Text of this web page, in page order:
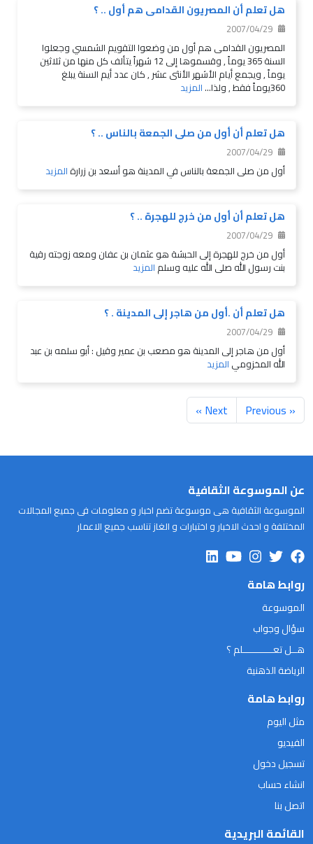
هل تعلم أن المصريون القدامى هم أول .. ؟
2007/04/29
المصريون القدامى هم أول من وضعوا التقويم الشمسي وجعلوا
السنة 365 يوماً , وقسموها إلى 12 شهراً يتألف كل منها من ثلاثين
يوماً , ويجمع أيام الأشهر الأنثى عشر , كان عدد أيم السنة يبلغ
360يوماً فقط , ولذا... المزيد
هل تعلم أن أول من صلى الجمعة بالناس .. ؟
2007/04/29
أول من صلى الجمعة بالناس في المدينة هو أسعد بن زرارة المزيد
هل تعلم أن أول من خرج للهجرة .. ؟
2007/04/29
أول من خرج للهجرة إلى الحبشة هو عثمان بن عفان ومعه زوجته رقية
بنت رسول الله صلى الله عليه وسلم المزيد
هل تعلم أن .أول من هاجر إلى المدينة . ؟
2007/04/29
أول من هاجر إلى المدينة هو مصعب بن عمير وقيل : أبو سلمه بن عبد
الله المخزومي المزيد
« Previous
Next »
عن الموسوعة الثقافية
الموسوعة الثقافية هى موسوعة تضم اخبار و معلومات فى جميع المجالات
المختلفة و احدث الاخبار و اختبارات و الغاز تناسب جميع الاعمار
روابط هامة
الموسوعة
سؤال وجواب
هــل تعـــــــــــلم ؟
الرياضة الذهنية
روابط هامة
مثل اليوم
الفيديو
تسجيل دخول
انشاء حساب
اتصل بنا
القائمة البريدية